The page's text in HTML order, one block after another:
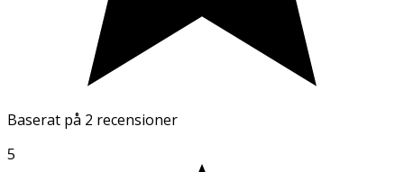
Baserat på 2 recensioner
5